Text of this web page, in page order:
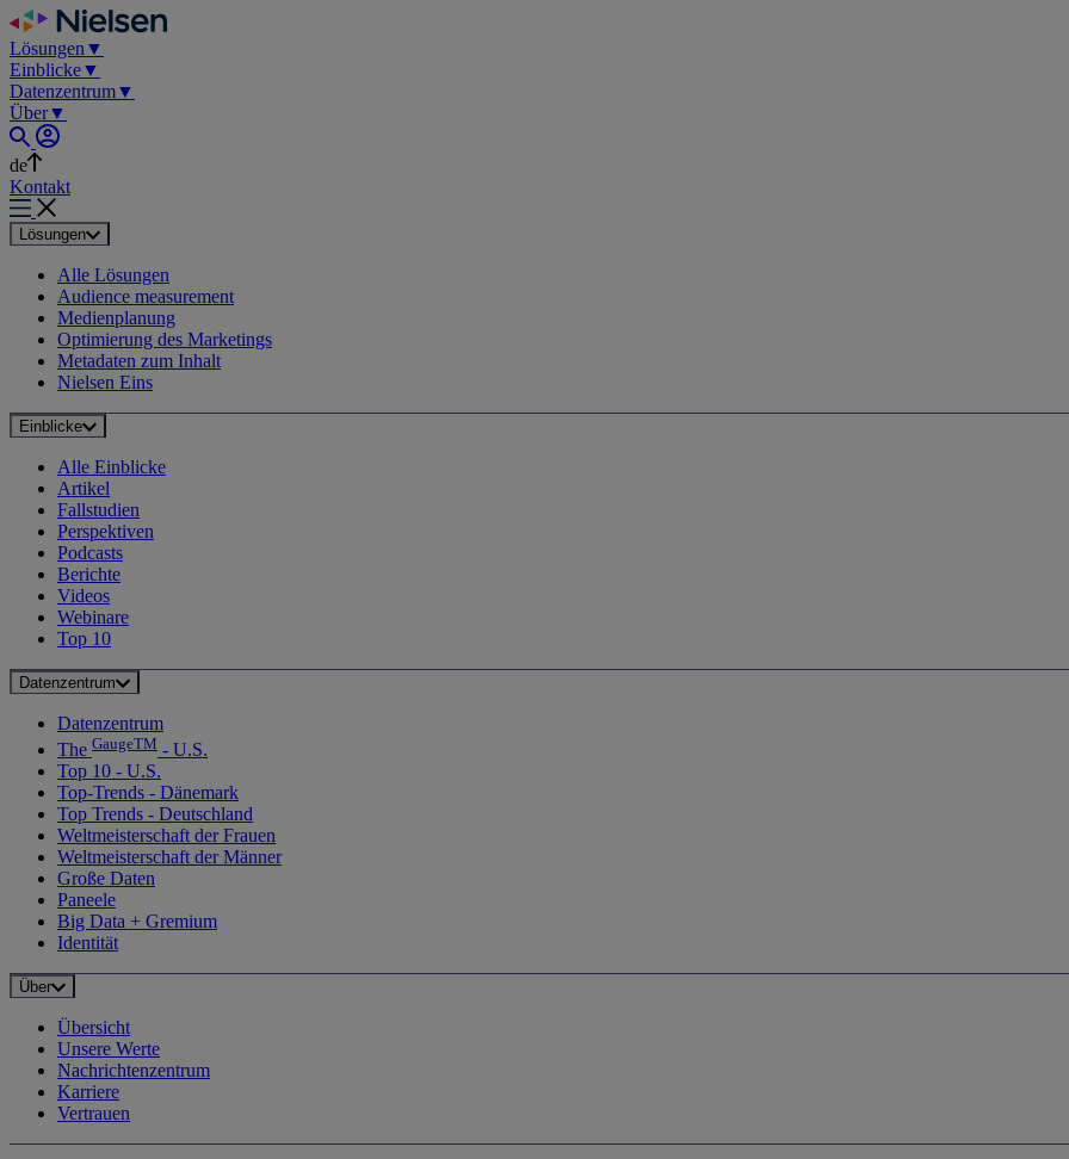
Skip
to
content
Lösungen ▼
Einblicke▼
Datenzentrum▼
Über▼
de
Kontakt
Lösungen
Alle Lösungen
Audience measurement
Medienplanung
Optimierung des Marketings
Metadaten zum Inhalt
Nielsen Eins
Einblicke
Alle Einblicke
Artikel
Fallstudien
Perspektiven
Podcasts
Berichte
Videos
Webinare
Top 10
Datenzentrum
Datenzentrum
The GaugeTM - U.S.
Top 10 - U.S.
Top-Trends - Dänemark
Top Trends - Deutschland
Weltmeisterschaft der Frauen
Weltmeisterschaft der Männer
Große Daten
Paneele
Big Data + Gremium
Identität
Über
Übersicht
Unsere Werte
Nachrichtenzentrum
Karriere
Vertrauen